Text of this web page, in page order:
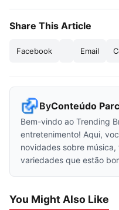
Share This Article
Facebook Email
ByConteúdo
Bem-vindo ao Trending
entretenimento! Aqui,
novidades sobre
variedades que estão
You Might Also Like